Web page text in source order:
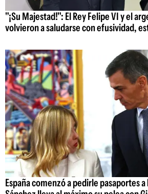
"¡Su Majestad!": El Rey Felipe VI y el
volvieron a saludarse con efusividad,
España comenzó a pedirle pasaportes